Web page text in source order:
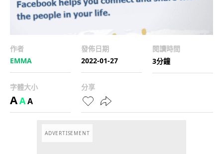
作者
EMMA
發佈日期
2022-01-27
閱讀時間
3分鐘
字體大小
AAA
分享
ADVERTISEMENT